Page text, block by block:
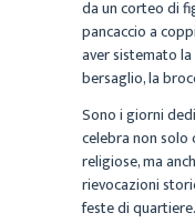
da un corteo di
pancaccio a
aver sistemato
bersaglio, la
Sono i giorni
celebra non
religiose, ma
rievocazioni
feste di quartiere.